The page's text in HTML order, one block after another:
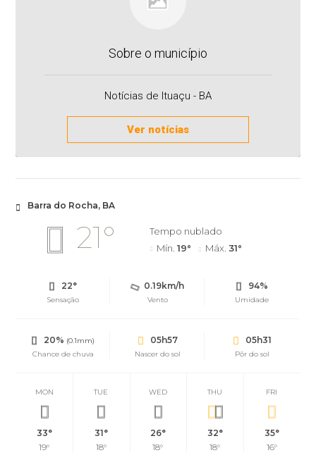
Sobre o município
Notícias de Ituaçu - BA
Ver notícias
Barra do Rocha, BA
21°
Tempo nublado
Mín. 19° Máx. 31°
22°
Sensação
0.19km/h
Vento
94%
Umidade
20% (0.1mm)
Chance de chuva
05h57
Nascer do sol
05h31
Pôr do sol
MON
33°
19°
TUE
31°
18°
WED
26°
18°
THU
32°
18°
FRI
35°
16°